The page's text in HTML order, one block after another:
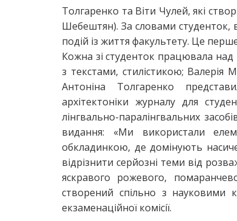
Толгаренко та Віти Чулей, які
Шебештян). За словами студенток,
подій із життя факультету. Це
Кожна зі студенток працювала
з текстами, стилістикою;
Антоніна Толгаренко
архітектоніки журналу для
лінгвально-паралінгвальних
видання: «Ми використали
обкладинкою, де домінують
відрізнити серйозні теми від
яскравого рожевого,
створений спільно з науковими
екзаменаційної комісії.